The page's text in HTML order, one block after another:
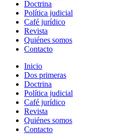
Doctrina
Política judicial
Café jurídico
Revista
Quiénes somos
Contacto
Inicio
Dos primeras
Doctrina
Política judicial
Café jurídico
Revista
Quiénes somos
Contacto